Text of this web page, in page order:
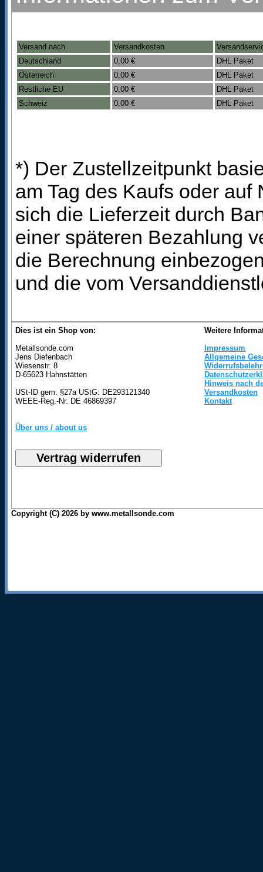
Versand nach Versandkosten
Deutschland
0,00 €
DHL Paket
Österreich
0,00 €
DHL Paket
Restliche EU
0,00 €
DHL Paket
Schweiz
0,00 € DHL Paket
*) Der Zustellzeitpunkt
am Tag des Kaufs oder
sich die Lieferzeit durch
einer späteren Bezahlung
die Berechnung
und die vom
Dies ist ein Shop von:
Metallsonde.com
Jens Diefenbach
Wiesenstr. 8
D-65623 Hahnstätten
USt-ID gem. §27a UStG: DE293121340
WEEE-Reg.-Nr. DE 46869397
Über uns / about us
Weitere
Impressum
Allgemeine
Hinweis nach
Versandkosten
Kontakt
Copyright (C) 2026 by www.metallsonde.com